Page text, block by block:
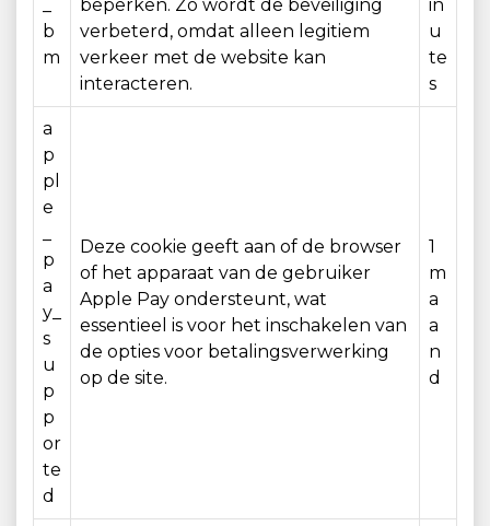
b
m
beperken. Zo wordt de beveiliging
verbeterd, omdat alleen legitiem
verkeer met de website kan
interacteren.
in
u
te
s
a
p
pl
e
p
a
y_
s
u
p
p
or
te
d
Deze cookie geeft aan of de browser
of het apparaat van de gebruiker
Apple Pay ondersteunt, wat
essentieel is voor het inschakelen van
de opties voor betalingsverwerking
op de site.
1
m
a
a
n
d